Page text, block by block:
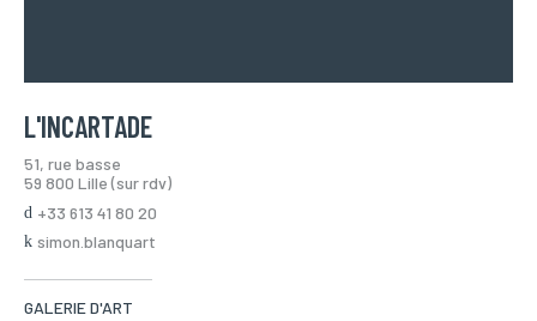
L'INCARTADE
51, rue basse
59 800 Lille (sur rdv)
+33 613 41 80 20
simon.blanquart
GALERIE D'ART